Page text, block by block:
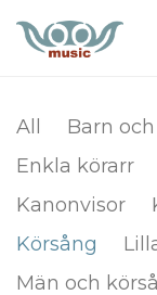
All Barn
Enkla körarr
Kanonvisor
Körsång
Män och